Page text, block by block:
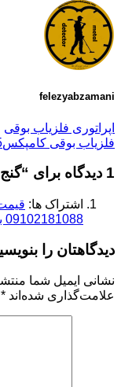
felezyabzamani
اپراتوری فلزیاب بوقی
فلزیاب بوقی کامپکسx5
1 دیدگاه برای “
اشتراک ها:
09102181088 بهترین فلزیاب
دیدگاهتان را
نشانی ایمیل شما
علامت‌گذاری شده‌اند *